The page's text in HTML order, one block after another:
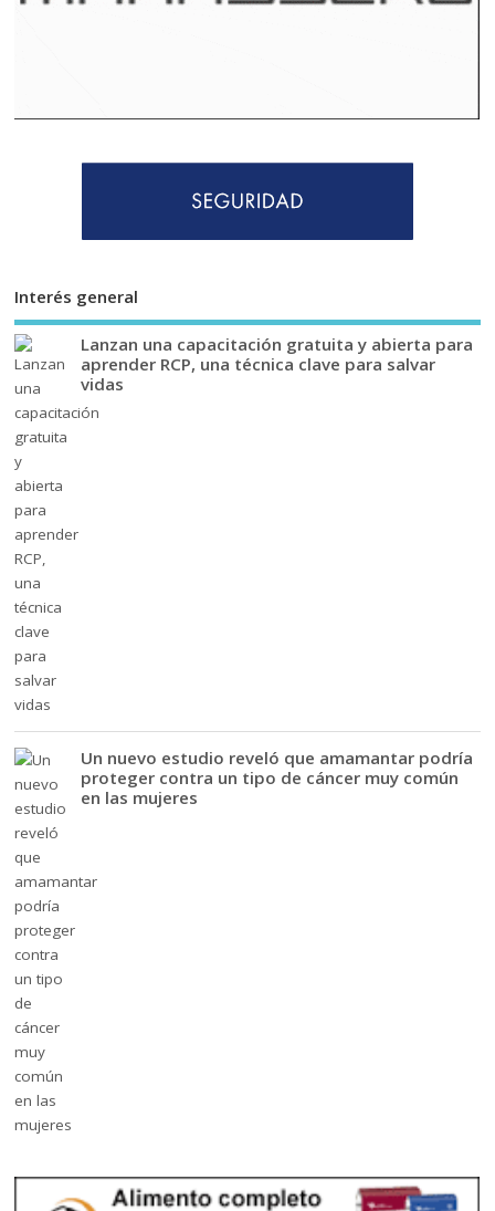
Interés general
Lanzan una capacitación gratuita y abierta para
aprender RCP, una técnica clave para salvar
vidas
Un nuevo estudio reveló que amamantar podría
proteger contra un tipo de cáncer muy común
en las mujeres